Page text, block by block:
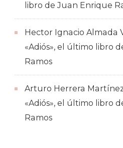
libro de Juan Enrique
Hector Ignacio Almada
«Adiós», el último libro
Ramos
Arturo Herrera
«Adiós», el último libro
Ramos